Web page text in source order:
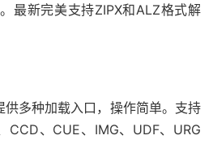
最新完美支持ZIPX和ALZ格式解
多种加载入口，操作简单。支持
CCD、CUE、IMG、UDF、URG